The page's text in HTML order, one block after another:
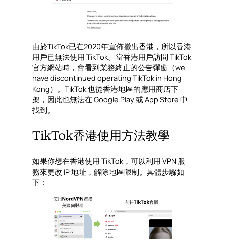
由於TikTok已在2020年宣佈撤出香港，所以香港
用戶已無法使用 TikTok。當香港用戶訪問 TikTok
官方網站時，會看到業務終止的公告彈窗（we
have discontinued operating TikTok in Hong
Kong）。TikTok 也從香港地區的應用商店下
架，因此也無法在 Google Play 或 App Store 中
找到。
TikTok香港使用方法教學
如果你想在香港使用 TikTok，可以利用 VPN 服
務來更改 IP 地址，解除地區限制。具體步驟如
下：